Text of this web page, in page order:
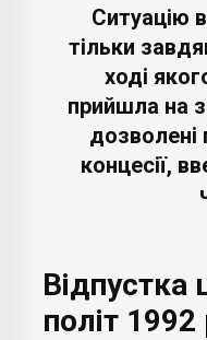
Ситуацію
тільки
ході
прийшла на
дозволені
концесії,
Відпустка
політ 1992